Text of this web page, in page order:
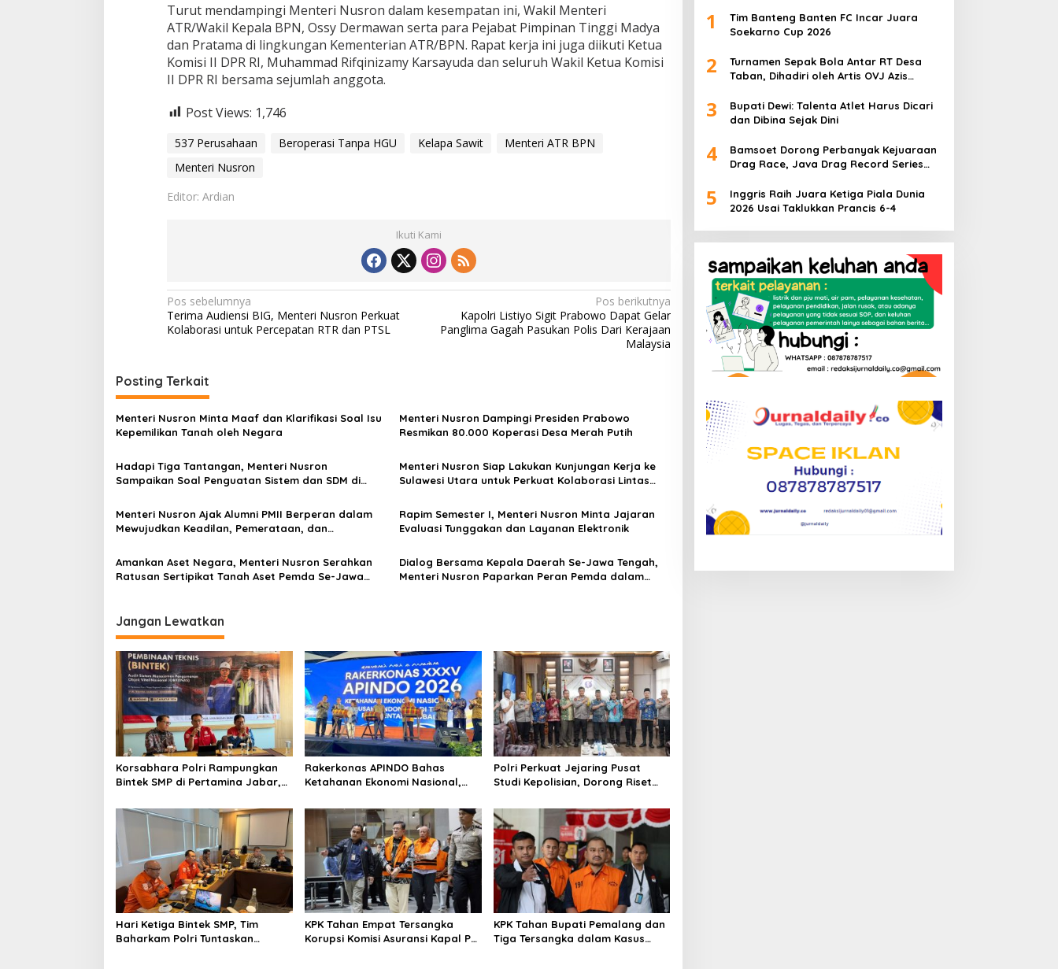
Turut mendampingi Menteri Nusron dalam kesempatan ini, Wakil Menteri
ATR/Wakil Kepala BPN, Ossy Dermawan serta para Pejabat Pimpinan Tinggi Madya
dan Pratama di lingkungan Kementerian ATR/BPN. Rapat kerja ini juga diikuti Ketua
Komisi II DPR RI, Muhammad Rifqinizamy Karsayuda dan seluruh Wakil Ketua Komisi
II DPR RI bersama sejumlah anggota.
Post Views: 1,746
537 Perusahaan Beroperasi Tanpa HGU Kelapa Sawit
Menteri ATR BPN
Menteri Nusron
Editor: Ardian
Ikuti Kami
N
a
i
g
a
s
i
p
s
Pos sebelumnya
Terima Audiensi BIG, Menteri Nusron Perkuat
Kolaborasi untuk Percepatan RTR dan PTSL
Pos berikutnya
Kapolri Listiyo Sigit Prabowo Dapat Gelar
Panglima Gagah Pasukan Polis Dari Kerajaan
Malaysia
Posting Terkait
Menteri Nusron Minta Maaf dan Klarifikasi Soal Isu
Kepemilikan Tanah oleh Negara
Menteri Nusron Dampingi Presiden Prabowo
Resmikan 80.000 Koperasi Desa Merah Putih
Hadapi Tiga Tantangan, Menteri Nusron
Sampaikan Soal Penguatan Sistem dan SDM di
Menteri Nusron Siap Lakukan Kunjungan Kerja ke
Sulawesi Utara untuk Perkuat Kolaborasi Lintas
Menteri Nusron Ajak Alumni PMII Berperan dalam
Mewujudkan Keadilan, Pemerataan, dan
Rapim Semester I, Menteri Nusron Minta Jajaran
Evaluasi Tunggakan dan Layanan Elektronik
Amankan Aset Negara, Menteri Nusron Serahkan
Ratusan Sertipikat Tanah Aset Pemda Se-Jawa
Dialog Bersama Kepala Daerah Se-Jawa Tengah,
Menteri Nusron Paparkan Peran Pemda dalam
Jangan Lewatkan
Korsabhara Polri Rampungkan
Bintek SMP di Pertamina Jabar,
Persen
Rakerkonas APINDO Bahas
Ketahanan Ekonomi Nasional,
Kolaborasi Lintas Sektor
Polri Perkuat Jejaring Pusat
Studi Kepolisian, Dorong Riset
Hari Ketiga Bintek SMP, Tim
Baharkam Polri Tuntaskan
KPK Tahan Empat Tersangka
Korupsi Komisi Asuransi Kapal PT
KPK Tahan Bupati Pemalang dan
Tiga Tersangka dalam Kasus
1
Tim Banteng Banten FC Incar Juara
Soekarno Cup 2026
2
Turnamen Sepak Bola Antar RT Desa
Taban, Dihadiri oleh Artis OVJ Azis
3
Bupati Dewi: Talenta Atlet Harus Dicari
dan Dibina Sejak Dini
4
Bamsoet Dorong Perbanyak Kejuaraan
Drag Race, Java Drag Record Series
Muda
5
Inggris Raih Juara Ketiga Piala Dunia
2026 Usai Taklukkan Prancis 6-4